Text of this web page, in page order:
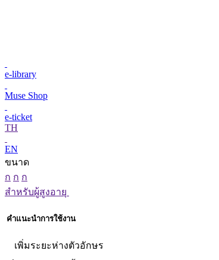
e-library
Muse Shop
e-ticket
TH
EN
ขนาด
ก ก ก
สำหรับผู้สูงอายุ
คำแนะนำการใช้งาน
เพิ่มระยะห่างตัวอักษร